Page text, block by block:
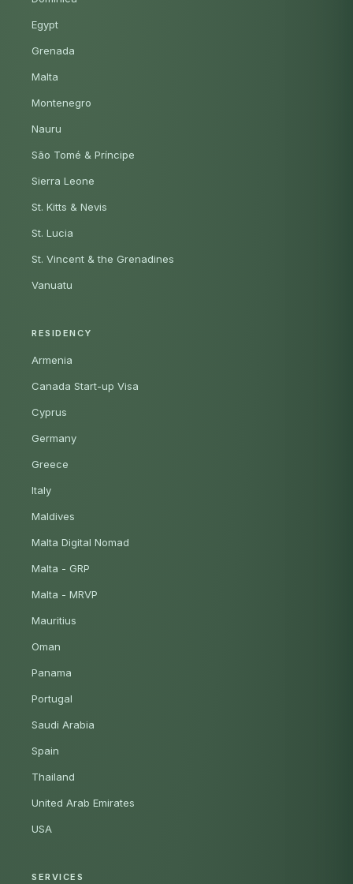
Egypt
Grenada
Malta
Montenegro
Nauru
São Tomé & Príncipe
Sierra Leone
St. Kitts & Nevis
St. Lucia
St. Vincent & the Grenadines
Vanuatu
RESIDENCY
Armenia
Canada Start-up Visa
Cyprus
Germany
Greece
Italy
Maldives
Malta Digital Nomad
Malta - GRP
Malta - MRVP
Mauritius
Oman
Panama
Portugal
Saudi Arabia
Spain
Thailand
United Arab Emirates
USA
SERVICES